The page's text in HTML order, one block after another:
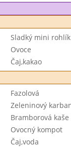
Sladký mini rohlík
Ovoce
Čaj,kakao
Fazolová
Zeleninový
Bramborová kaše
Ovocný kompot
Čaj,voda